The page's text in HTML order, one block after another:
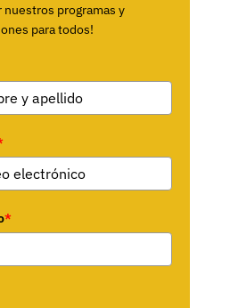
programas y
para todos!
*